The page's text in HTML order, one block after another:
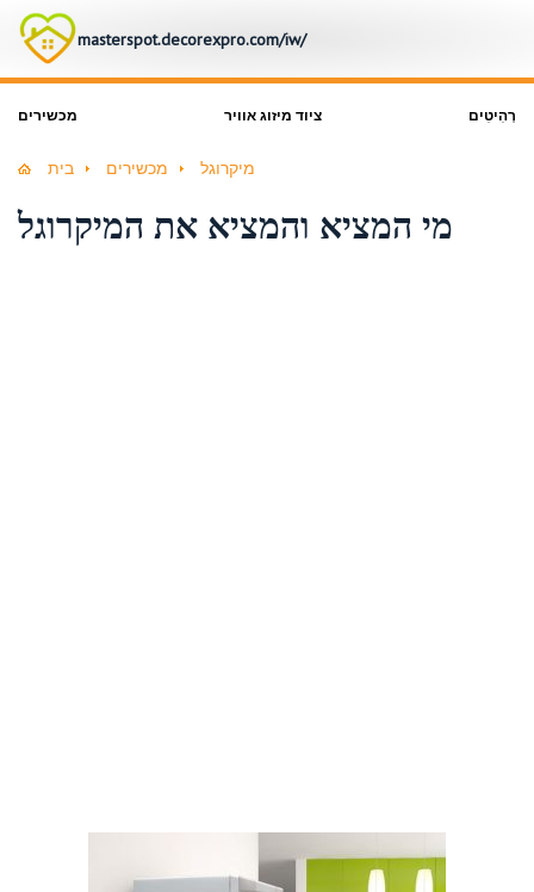
masterspot.decorexpro.com/iw/
מכשירים ציוד מיזוג אוויר רְהִיטִים
בית מכשירים מיקרוגל
מי המציא והמציא את המיקרוגל